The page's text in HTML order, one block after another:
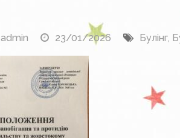
admin 23/01/2026 Булінг,